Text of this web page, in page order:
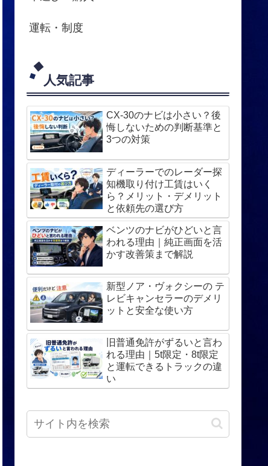
運転・制度
人気記事
CX-30のナビは小さい？後
悔しないための判断基準と
3つの対策
ディーラーでのレーダー探
知機取り付け工賃はいく
ら？メリット・デメリット
と依頼先の選び方
ベンツのナビがひどいと言
われる理由｜純正画面を活
かす改善策まで解説
新型ノア・ヴォクシーの テ
レビキャンセラーのデメリ
ットと安全な使い方
旧普通免許がずるいと言わ
れる理由｜5t限定・8t限定
と運転できるトラックの違
い